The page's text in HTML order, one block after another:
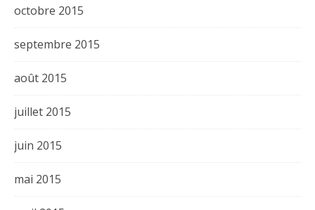
octobre 2015
septembre 2015
août 2015
juillet 2015
juin 2015
mai 2015